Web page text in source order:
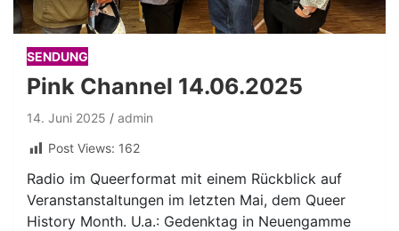
SENDUNG
Pink Channel 14.06.2025
14. Juni 2025
admin
Post Views: 162
Radio im Queerformat mit einem Rückblick auf
Veranstanstaltungen im letzten Mai, dem Queer
History Month. U.a.: Gedenktag in Neuengamme